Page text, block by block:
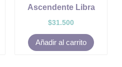
Ascendente Libra
$31.500
Añadir al carrito